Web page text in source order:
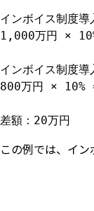
インボイス制度導
1,000万円 ×
インボイス制度導
800万円 × 10%
差額：20万円
この例では、イ